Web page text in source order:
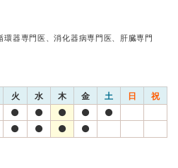
器専門医、消化器病専門医、肝臓専門
火 水 木 金 土 日 祝